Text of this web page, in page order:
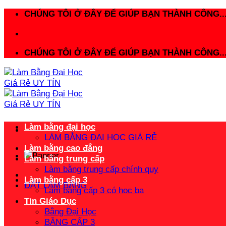
CHÚNG TÔI Ở ĐÂY ĐỂ GIÚP BẠN THÀNH
CHÚNG TÔI Ở ĐÂY ĐỂ GIÚP BẠN THÀNH
ĐẶT LÀM BẰNG
Làm bằng đại học
LÀM BẰNG ĐẠI HỌC GIÁ RẺ
Làm bằng cao đẳng
Làm bằng trung cấp
Làm bằng trung cấp chính quy
Làm bằng cấp 3
Làm bằng cấp 3 có học bạ
Tin Giáo Dục
Bằng Đại Học
BẰNG CẤP 3